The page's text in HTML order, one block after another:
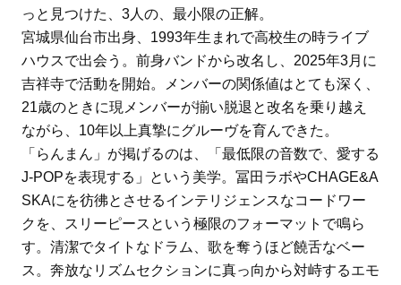
っと見つけた、3人の、最小限の正解。
宮城県仙台市出身、1993年生まれで高校生の時ライブ
ハウスで出会う。前身バンドから改名し、2025年3月に
吉祥寺で活動を開始。メンバーの関係値はとても深く、
21歳のときに現メンバーが揃い脱退と改名を乗り越え
ながら、10年以上真摯にグルーヴを育んできた。
「らんまん」が掲げるのは、「最低限の音数で、愛する
J-POPを表現する」という美学。冨田ラボやCHAGE&A
SKAにを彷彿とさせるインテリジェンスなコードワー
クを、スリーピースという極限のフォーマットで鳴ら
す。清潔でタイトなドラム、歌を奪うほど饒舌なベー
ス。奔放なリズムセクションに真っ向から対峙するエモ